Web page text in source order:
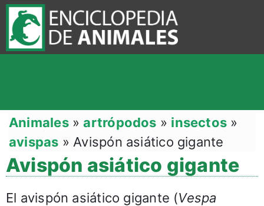
Animales»artrópodos » insectos »
avispas » Avispón asiático gigante
Avispón asiático gigante
El avispón asiático gigante (Vespa